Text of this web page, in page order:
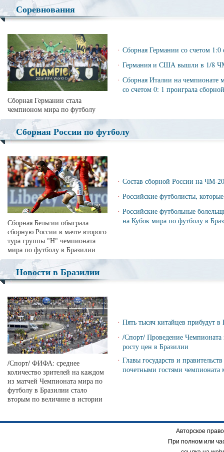
Соревнования
Сборная Германии стала
чемпионом мира по футболу
· Сборная Германии со счетом
· Германия и США вышли в 1/8
· Сборная Италии на чемпионате
со счетом 0: 1 проиграла
Сборная России по футболу
Сборная Бельгии обыграла
сборную России в мачте второго
тура группы "Н" чемпионата
мира по футболу в Бразилии
· Состав сборной России на ЧМ-
· Российские футболисты,
· Российские футбольные
на Кубок мира по футболу в
Новости в Бразилии
/Спорт/ ФИФА: среднее
количество зрителей на каждом
из матчей Чемпионата мира по
футболу в Бразилии стало
вторым по величине в истории
· Пять тысяч китайцев прибудут
· /Спорт/ Проведение
росту цен в Бразилии
· Главы государств и
почетными гостями
Авторское
При полном или